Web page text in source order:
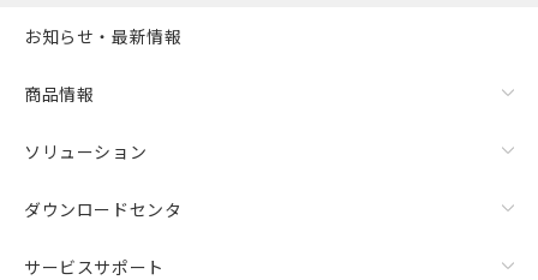
お知らせ・最新情報
商品情報
ソリューション
ダウンロードセンタ
サービスサポート